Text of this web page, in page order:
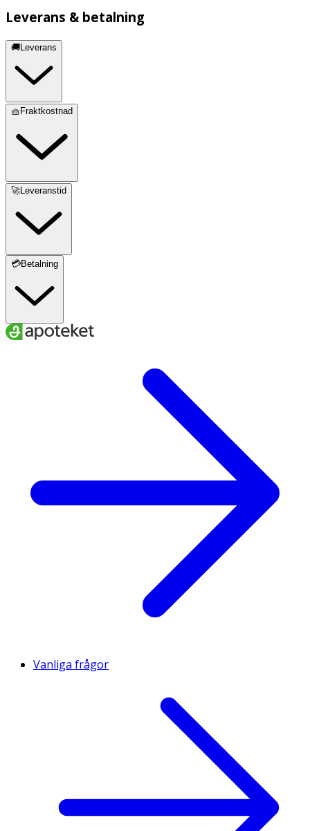
Leverans & betalning
🚚Leverans
🧺Fraktkostnad
🚀Leveranstid
💳Betalning
Vanliga frågor